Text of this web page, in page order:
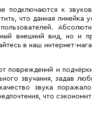
подключаются к
что данная линейка
внешний вид, но и
в наш интернет-
повреждений и
звучания, задав
звука
что